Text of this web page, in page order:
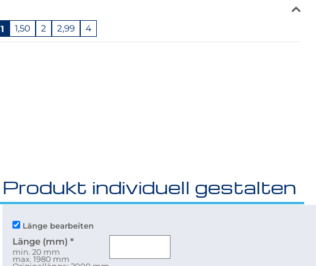
1 1,50 2 2,99
4
Produkt individuell gestalten
Länge bearbeiten
Länge (mm)*
min. 20 mm
max. 1980 mm